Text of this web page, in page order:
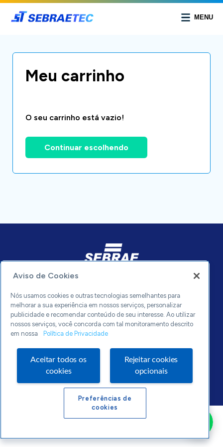
MENU
Meu carrinho
O seu carrinho está vazio!
Continuar escolhendo
sebrae.mg
Política de Privacidade
Sebraetec © 2020. Todos os direitos reservados.
Aviso de Cookies
Nós usamos cookies e outras tecnologias semelhantes para
melhorar a sua experiência em nossos serviços, personalizar
publicidade e recomendar conteúdo de seu interesse. Ao utilizar
nossos serviços, você concorda com tal monitoramento descrito
em nossa
Política de Privacidade
Aceitar todos os
cookies
Rejeitar cookies
opcionais
Preferências de
cookies